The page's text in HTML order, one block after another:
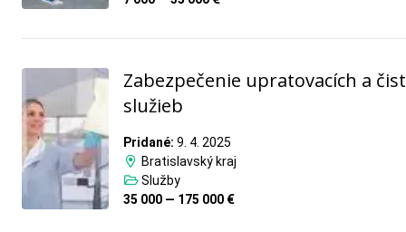
Zabezpečenie upratovacích a
služieb
Pridané: 9. 4. 2025
Bratislavský kraj
Služby
35 000 — 175 000 €